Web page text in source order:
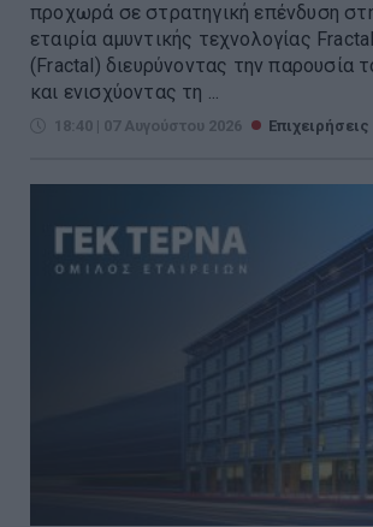
προχωρά σε στρατηγική επένδυση
εταιρία αμυντικής τεχνολογίας
(Fractal) διευρύνοντας την παρουσία
και ενισχύοντας τη ...
18:40 | 07 Αυγούστου 2026 Επιχειρήσεις